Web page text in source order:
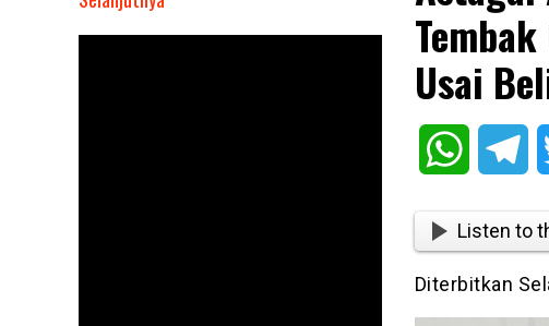
Usai
WhatsApp
Listen to
Diterbitkan